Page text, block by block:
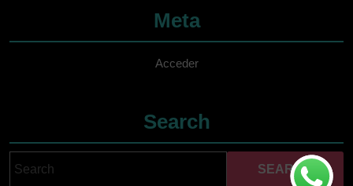
Meta
Acceder
Search
Cuando hay